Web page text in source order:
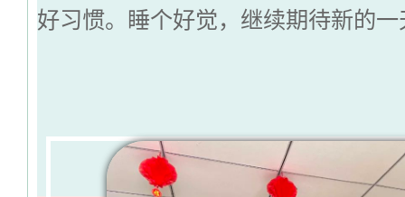
好习惯。睡个好觉，继续期待新的一